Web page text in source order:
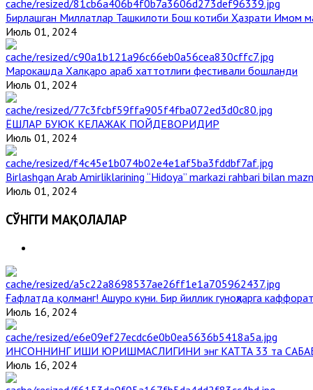
Бирлашган Миллатлар Ташкилоти Бош котиби Ҳазрати Имом
Июль 01, 2024
Марокашда Халқаро араб хаттотлиги фестивали бошланди
Июль 01, 2024
ЁШЛАР БУЮК КЕЛАЖАК ПОЙДЕВОРИДИР
Июль 01, 2024
Birlashgan Arab Amirliklarining “Hidoya” markazi rahbari bilan
Июль 01, 2024
СЎНГГИ МАҚОЛАЛАР
Ғафлатда қолманг! Ашуро куни. Бир йиллик гуноҳларга
Июль 16, 2024
ИНСОННИНГ ИШИ ЮРИШМАСЛИГИНИ энг КАТТА 33 та
Июль 16, 2024